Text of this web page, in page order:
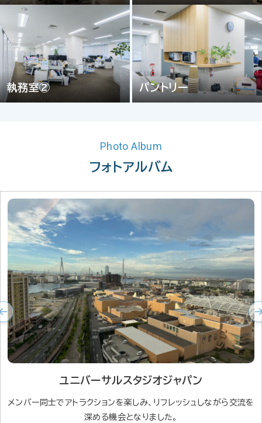
執務室② パントリー
Photo Album
フォトアルバム
ケーキ会
季節に合わせたケーキを楽しみながら、リラックスした雰囲気で交
流ができる人気のイベントです。
ユニバーサルスタジオジャパン
メンバー同士でアトラクションを楽しみ、リフレッシュしながら交流を
深める機会となりました。
宮古島
青い海と自然に囲まれ、普段とは違う環境でリラックスしながら親
睦を深める時間を過ごしました。
お寿司つくり体験
職人の指導を受けながら寿司づくりに挑戦し、和やかな雰囲気で楽
しい交流が生まれました。
ホテルランチ
落ち着いた空間で食事を楽しみつつ、日頃の業務を離れてゆっくり
会話できる機会となりました。
フットサル部
オフィスの枠を超えて集まり、体を動かしながらリフレッシュとコミ
ュニケーションを図っています。
猫カフェ部
猫と触れ合いながら、リラックスした雰囲気でメンバー同士の交流
を楽しんでいます。
野球観戦部
応援するチームはそれぞれでも、野球への愛は共通。試合を楽しみ
ながら交流を深めています。
将棋部
将棋を指しながら、集中力を高めつつ落ち着いた交流の時間を過ご
しています。
お花見
春の風を感じながら桜を眺め、ゆったりとした雰囲気の中でメンバ
ー同士の親睦を深めています。
ランチ会
ランチを囲みながら気軽に話せる場として、部署を越えたコミュニ
ケーションの機会になっています。
納会
一年の締めくくりとして開催し、メンバー同士で労い合いながら穏
やかな時間を共有しています。
ケーキ会
季節に合わせたケーキを楽しみながら、リラックスした雰囲気で交
流ができる人気のイベントです。
ユニバーサルスタジオジャパン
メンバー同士でアトラクションを楽しみ、リフレッシュしながら交流を
深める機会となりました。